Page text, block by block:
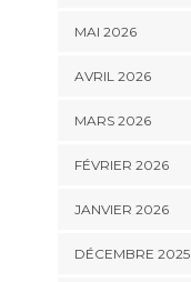
MAI 2026
AVRIL 2026
MARS 2026
FÉVRIER 2026
JANVIER 2026
DÉCEMBRE 2025